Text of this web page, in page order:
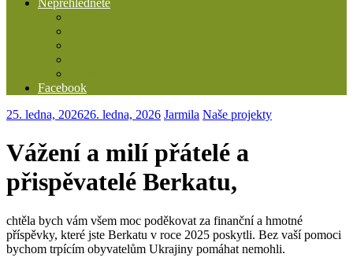
Nepřehlédněte
Facebook
25. ledna, 202626. ledna, 2026 Jarmila Naše projekty
Vážení a milí přátelé a
přispěvatelé Berkatu,
chtěla bych vám všem moc poděkovat za finanční a hmotné
příspěvky, které jste Berkatu v roce 2025 poskytli. Bez vaší pomoci
bychom trpícím obyvatelům Ukrajiny pomáhat nemohli.